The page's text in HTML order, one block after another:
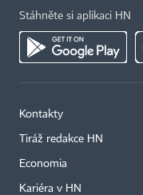
Stáhněte si aplikaci HN
Kontakty
Tiráž redakce HN
Economia
Kariéra v HN